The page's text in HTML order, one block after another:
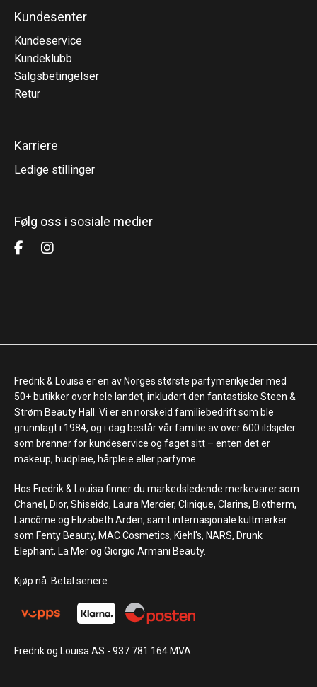
Kundesenter
Kundeservice
Kundeklubb
Salgsbetingelser
Retur
Karriere
Ledige stillinger
Følg oss i sosiale medier
Fredrik & Louisa er en av Norges største parfymerikjeder med
50+ butikker over hele landet, inkludert den fantastiske Steen &
Strøm Beauty Hall. Vi er en norskeid familiebedrift som ble
grunnlagt i 1984, og i dag består vår familie av over 600 ildsjeler
som brenner for kundeservice og faget sitt – enten det er
makeup, hudpleie, hårpleie eller parfyme.
Hos Fredrik & Louisa finner du markedsledende merkevarer som
Chanel, Dior, Shiseido, Laura Mercier, Clinique, Clarins, Biotherm,
Lancôme og Elizabeth Arden, samt internasjonale kultmerker
som Fenty Beauty, MAC Cosmetics, Kiehl's, NARS, Drunk
Elephant, La Mer og Giorgio Armani Beauty.
Kjøp nå. Betal senere.
Fredrik og Louisa AS - 937 781 164 MVA